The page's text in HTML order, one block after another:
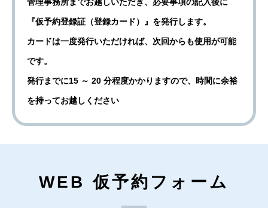
管理事務所までお越しいただき、必要事項の記入後に
『仮予約登録証（登録カード）』を発行します。
カードは一度発行いただければ、次回からも使用が可能
です。
発行までに15 ～ 20 分程度かかりますので、時間に余裕
を持ってお越しください
WEB 仮予約フォーム